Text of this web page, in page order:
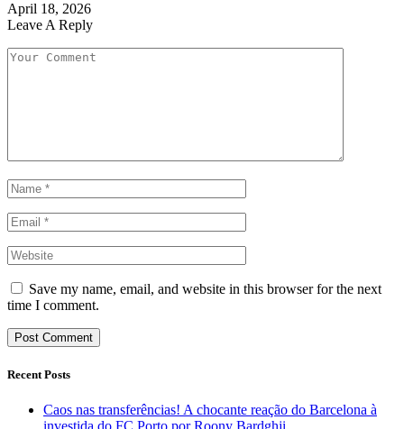
April 18, 2026
Leave A Reply
Save my name, email, and website in this browser for the next
time I comment.
Recent Posts
Caos nas transferências! A chocante reação do Barcelona à
investida do FC Porto por Roony Bardghji.